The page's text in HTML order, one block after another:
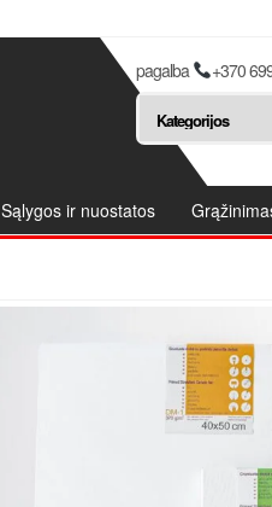
pagalba +370
Sąlygos ir nuostatos